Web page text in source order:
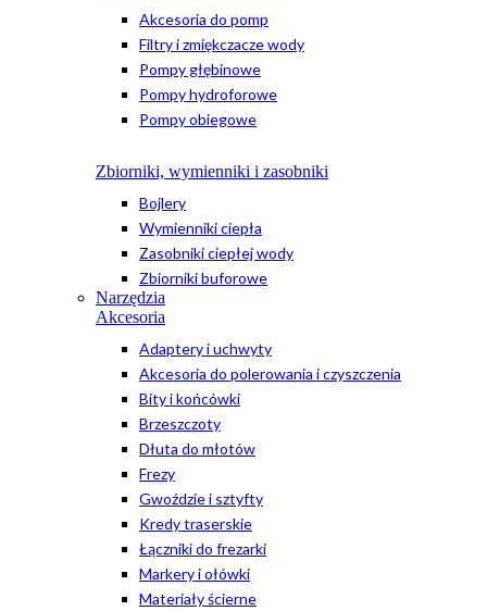
Akcesoria do pomp
Filtry i zmiękczacze wody
Pompy głębinowe
Pompy hydroforowe
Pompy obiegowe
Zbiorniki, wymienniki i zasobniki
Bojlery
Wymienniki ciepła
Zasobniki ciepłej wody
Zbiorniki buforowe
Narzędzia
Akcesoria
Adaptery i uchwyty
Akcesoria do polerowania i czyszczenia
Bity i końcówki
Brzeszczoty
Dłuta do młotów
Frezy
Gwoździe i sztyfty
Kredy traserskie
Łączniki do frezarki
Markery i ołówki
Materiały ścierne